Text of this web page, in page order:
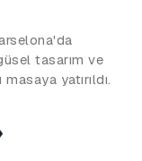
tasarım ve
yatırıldı.